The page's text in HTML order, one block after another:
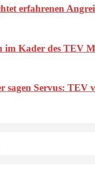
erfahrenen
im Kader des TEV
sagen Servus: TEV